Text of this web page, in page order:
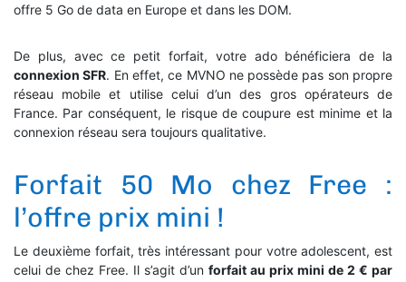
offre 5 Go de data en Europe et dans les DOM.
De plus, avec ce petit forfait, votre ado bénéficiera de la
connexion SFR. En effet, ce MVNO ne possède pas son propre
réseau mobile et utilise celui d’un des gros opérateurs de
France. Par conséquent, le risque de coupure est minime et la
connexion réseau sera toujours qualitative.
Forfait 50 Mo chez Free :
l’offre prix mini !
Le deuxième forfait, très intéressant pour votre adolescent, est
celui de chez Free. Il s’agit d’un forfait au prix mini de 2 € par